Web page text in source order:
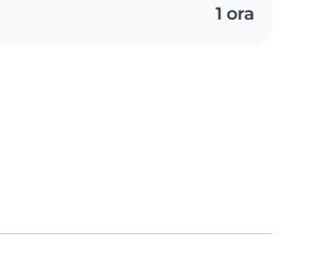
1 ora